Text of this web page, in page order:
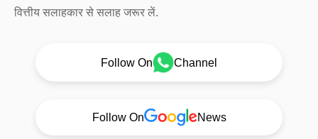
वित्तीय सलाहकार से सलाह जरूर लें.
Follow On Channel
Follow On News